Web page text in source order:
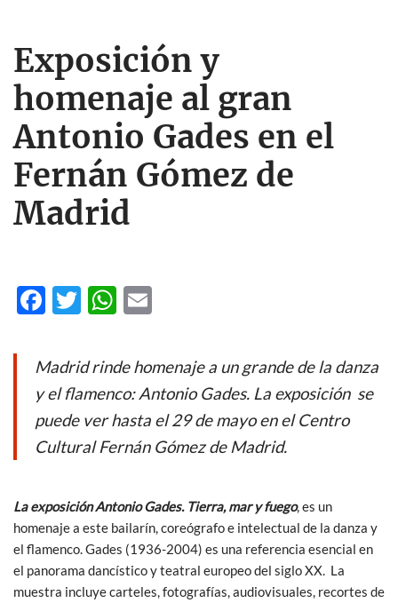
Exposición y
homenaje al gran
Antonio Gades en el
Fernán Gómez de
Madrid
F
e
b
o
o
T
itt
er
W
at
s
A
p
ail
Madrid rinde homenaje a un grande de la danza
y el flamenco: Antonio Gades. La exposición se
puede ver hasta el 29 de mayo en el Centro
Cultural Fernán Gómez de Madrid.
La exposición Antonio Gades. Tierra, mar y fuego, es un
homenaje a este bailarín, coreógrafo e intelectual de la danza y
el flamenco. Gades (1936-2004) es una referencia esencial en
el panorama dancístico y teatral europeo del siglo XX. La
muestra incluye carteles, fotografías, audiovisuales, recortes de